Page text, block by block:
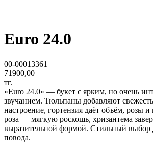
Euro 24.0
00-00013361
71900,00
тг.
«Euro 24.0» — букет с ярким, но очень
звучанием. Тюльпаны добавляют
настроение, гортензия даёт объём, розы
роза — мягкую роскошь, хризантема
выразительной формой. Стильный выбор
повода.